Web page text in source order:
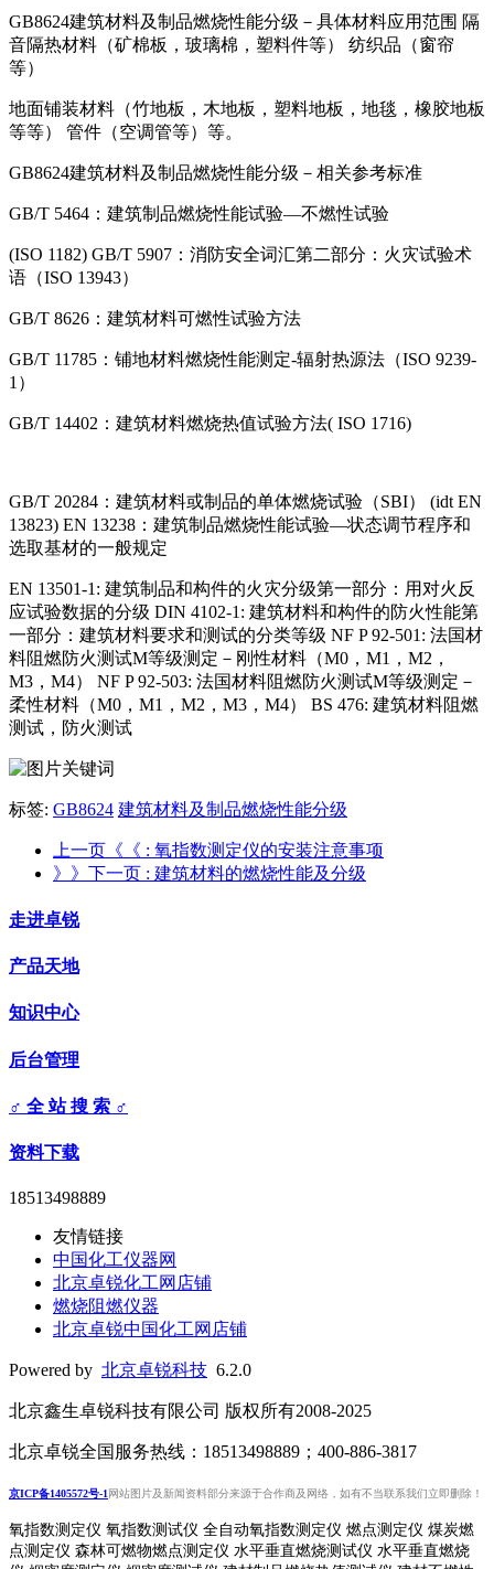
GB8624建筑材料及制品燃烧性能分级－具体材料应用范围 隔
音隔热材料（矿棉板，玻璃棉，塑料件等） 纺织品（窗帘
等）
地面铺装材料（竹地板，木地板，塑料地板，地毯，橡胶地板
等等） 管件（空调管等）等。
GB8624建筑材料及制品燃烧性能分级－相关参考标准
GB/T 5464：建筑制品燃烧性能试验—不燃性试验
(ISO 1182) GB/T 5907：消防安全词汇第二部分：火灾试验术
语（ISO 13943）
GB/T 8626：建筑材料可燃性试验方法
GB/T 11785：铺地材料燃烧性能测定-辐射热源法（ISO 9239-
1）
GB/T 14402：建筑材料燃烧热值试验方法( ISO 1716)
GB/T 20284：建筑材料或制品的单体燃烧试验（SBI） (idt EN
13823) EN 13238：建筑制品燃烧性能试验—状态调节程序和
选取基材的一般规定
EN 13501-1: 建筑制品和构件的火灾分级第一部分：用对火反
应试验数据的分级 DIN 4102-1: 建筑材料和构件的防火性能第
一部分：建筑材料要求和测试的分类等级 NF P 92-501: 法国材
料阻燃防火测试M等级测定－刚性材料（M0，M1，M2，
M3，M4） NF P 92-503: 法国材料阻燃防火测试M等级测定－
柔性材料（M0，M1，M2，M3，M4） BS 476: 建筑材料阻燃
测试，防火测试
标签: GB8624 建筑材料及制品燃烧性能分级
上一页《《 : 氧指数测定仪的安装注意事项
》》下一页 : 建筑材料的燃烧性能及分级
走进卓锐
产品天地
知识中心
后台管理
♂ 全 站 搜 索 ♂
资料下载
18513498889
友情链接
中国化工仪器网
北京卓锐化工网店铺
燃烧阻燃仪器
北京卓锐中国化工网店铺
Powered by 北京卓锐科技 6.2.0
北京鑫生卓锐科技有限公司 版权所有2008-2025
北京卓锐全国服务热线：18513498889；400-886-3817
京ICP备1405572号-1网站图片及新闻资料部分来源于合作商及网络，如有不当联系我们立即删除！
氧指数测定仪 氧指数测试仪 全自动氧指数测定仪 燃点测定仪 煤炭燃
点测定仪 森林可燃物燃点测定仪 水平垂直燃烧测试仪 水平垂直燃烧